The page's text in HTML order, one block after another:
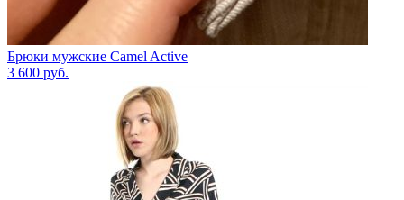
Брюки мужские Camel Active
3 600 руб.